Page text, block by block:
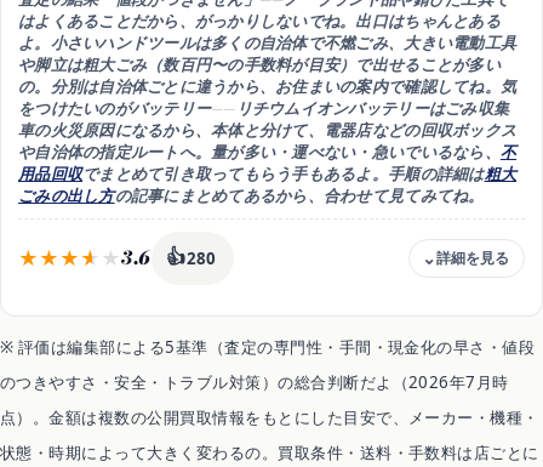
はよくあることだから、がっかりしないでね。出口はちゃんとある
よ。 小さいハンドツールは多くの自治体で不燃ごみ、大きい電動工具
や脚立は粗大ごみ（数百円〜の手数料が目安） で出せることが多い
の。分別は自治体ごとに違うから、お住まいの案内で確認してね。気
をつけたいのがバッテリー——リチウムイオンバッテリーはごみ収集
車の火災原因になるから、本体と分けて、電器店などの回収ボックス
や自治体の指定ルートへ。量が多い・運べない・急いでいるなら、 不
用品回収でまとめて引き取ってもらう手もあるよ。手順の詳細は粗大
ごみの出し方の記事にまとめてあるから、合わせて見てみてね。
3.6 👍280
費用
買取で値段がつかない工具をきちんと手放したい人
強み
確実に片付く・自治体ルートなら費用も小さいの
※ 評価は編集部による5基準（査定の専門性・手間・現金化の早さ・値段
のつきやすさ・安全・トラブル対策）の総合判断だよ（2026年7月時
点）。金額は複数の公開買取情報をもとにした目安で、メーカー・機種・
状態・時期によって大きく変わるの。買取条件・送料・手数料は店ごとに